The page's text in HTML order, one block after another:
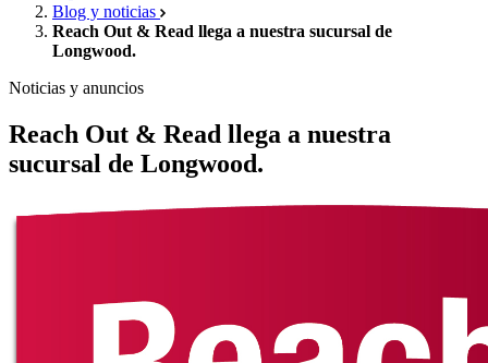
Blog y noticias
Reach Out & Read llega a nuestra sucursal de
Longwood.
Noticias y anuncios
Reach Out & Read llega a nuestra
sucursal de Longwood.